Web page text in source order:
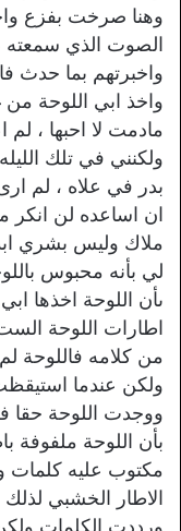
وهنا صرخت بفزع
الصوت الذي سمعته
واخبرتهم بما حدث
واخذ ابي اللوحة
مادمت لا احبها ،
ولكنني في تلك
بدر في علاه ، لم
ان اساعده لن انكر
ملاك وليس بشري
لي بأنه محبوس
ىأن اللوحة اخذها
اطارات اللوحة
من كلامه فاللوحة
ولكن عندما
ووجدت اللوحة حقا
بأن اللوحة ملفوفة
مكتوب عليه كلمات
الاطار الخشبي
ورددت الكلمات